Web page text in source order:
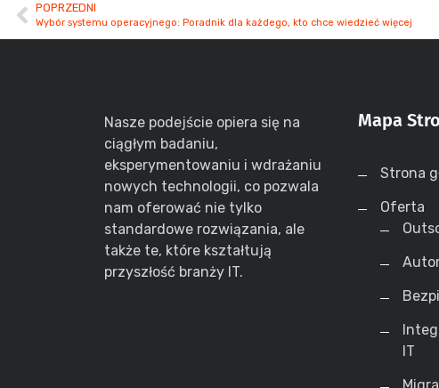
POPRZEDNI
Wybór systemu operacyjnego: Poradnik dla każdego, kto chce wiedzieć więcej
Nasze podejście opiera się na
ciągłym badaniu,
eksperymentowaniu i wdrażaniu
nowych technologii, co pozwala
nam oferować nie tylko
standardowe rozwiązania, ale
także te, które kształtują
przyszłość branży IT.
Mapa
Strona
Oferta
IT